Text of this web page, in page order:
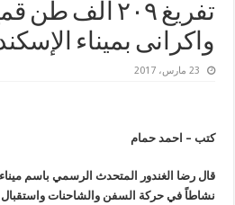
تفريغ ٢٠٩ الف
واكرانى بميناء
23 مارس، 2017
كتب – احمد حمام
قال رضا الغندور المتحدث الرسمي باسم ميناء
نشاطاً في حركة السفن والشاحنات واستقبال